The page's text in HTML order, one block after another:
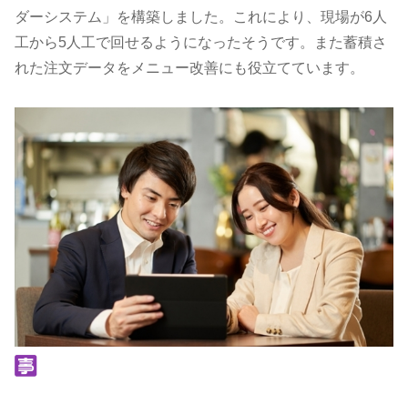
ダーシステム」を構築しました。これにより、現場が6人
工から5人工で回せるようになったそうです。また蓄積さ
れた注文データをメニュー改善にも役立てています。